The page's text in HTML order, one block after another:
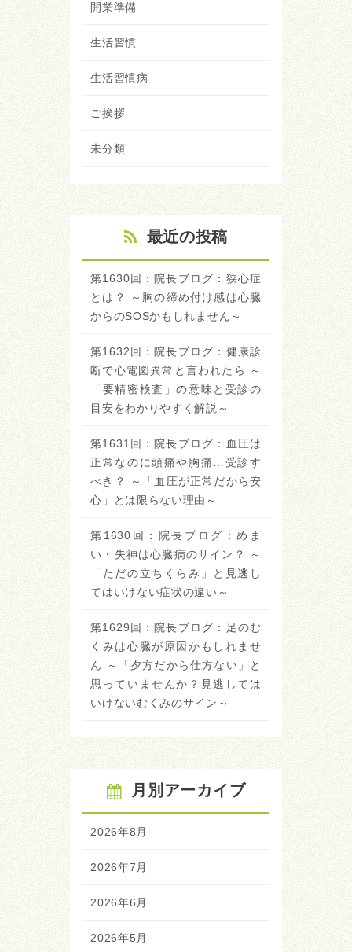
開業準備
生活習慣
生活習慣病
ご挨拶
未分類
最近の投稿
第1630回：院長ブログ：狭心症
とは？ ～胸の締め付け感は心臓
からのSOSかもしれません～
第1632回：院長ブログ：健康診
断で心電図異常と言われたら ～
「要精密検査」の意味と受診の
目安をわかりやすく解説～
第1631回：院長ブログ：血圧は
正常なのに頭痛や胸痛…受診す
べき？ ～「血圧が正常だから安
心」とは限らない理由～
第1630回：院長ブログ：めま
い・失神は心臓病のサイン？ ～
「ただの立ちくらみ」と見逃し
てはいけない症状の違い～
第1629回：院長ブログ：足のむ
くみは心臓が原因かもしれませ
ん ～「夕方だから仕方ない」と
思っていませんか？見逃しては
いけないむくみのサイン～
月別アーカイブ
2026年8月
2026年7月
2026年6月
2026年5月